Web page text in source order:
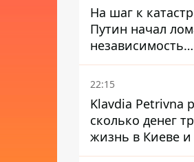
На шаг к
Путин начал
независимость
собственного
заставив
ставку
22:15
Klavdia Petrivna
сколько денег
жизнь в Киеве и
вкладывает